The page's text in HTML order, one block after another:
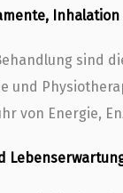
sind
und
von Energie,